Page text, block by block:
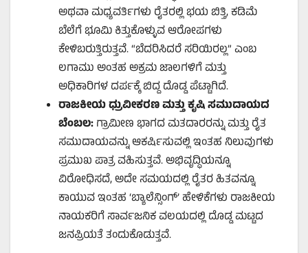
ಅಥವಾ ಮಧ್ಯವರ್ತಿಗಳು ರೈತರಲ್ಲಿ ಭಯ ಬಿತ್ತಿ, ಕಡಿಮೆ
ಬೆಲೆಗೆ ಭೂಮಿ ಕಿತ್ತುಕೊಳ್ಳುವ ಆರೋಪಗಳು
ಕೇಳಿಬರುತ್ತಿರುತ್ತವೆ. “ಬೆದರಿಸಿದರೆ ಸರಿಯಿರಲ್ಲ” ಎಂಬ
ಲಗಾಮು ಅಂತಹ ಅಕ್ರಮ ಜಾಲಗಳಿಗೆ ಮತ್ತು
ಅಧಿಕಾರಿಗಳ ದರ್ಪಕ್ಕೆ ಬಿದ್ದ ದೊಡ್ಡ ಪೆಟ್ಟಾಗಿದೆ.
ರಾಜಕೀಯ ಧ್ರುವೀಕರಣ ಮತ್ತು ಕೃಷಿ ಸಮುದಾಯದ
ಬೆಂಬಲ:ಗ್ರಾಮೀಣ ಭಾಗದ ಮತದಾರರನ್ನು ಮತ್ತು ರೈತ
ಸಮುದಾಯವನ್ನು ಆಕರ್ಷಿಸುವಲ್ಲಿ ಇಂತಹ ನಿಲುವುಗಳು
ಪ್ರಮುಖ ಪಾತ್ರ ವಹಿಸುತ್ತವೆ. ಅಭಿವೃದ್ಧಿಯನ್ನೂ
ವಿರೋಧಿಸದೆ, ಅದೇ ಸಮಯದಲ್ಲಿ ರೈತರ ಹಿತವನ್ನೂ
ಕಾಯುವ ಇಂತಹ ‘ಬ್ಯಾಲೆನ್ಸಿಂಗ್’ ಹೇಳಿಕೆಗಳು ರಾಜಕೀಯ
ನಾಯಕರಿಗೆ ಸಾರ್ವಜನಿಕ ವಲಯದಲ್ಲಿ ದೊಡ್ಡ ಮಟ್ಟದ
ಜನಪ್ರಿಯತೆ ತಂದುಕೊಡುತ್ತವೆ.